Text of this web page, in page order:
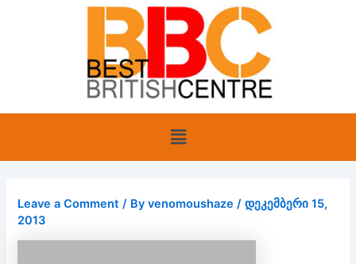
Menu
Leave a Comment / Byvenomoushaze/დეკემბერი 15,
2013